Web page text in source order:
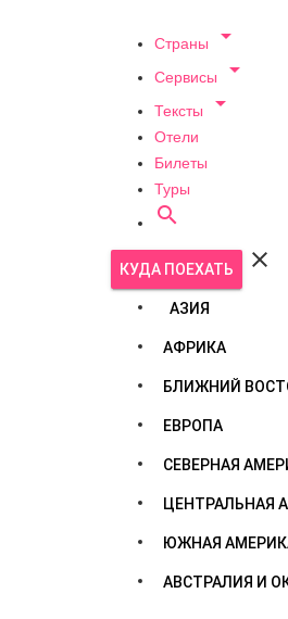
Страны 
Сервисы 
Тексты 
Отели
Билеты
Туры

КУДА ПОЕХАТЬ 
АЗИЯ
АФРИКА
БЛИЖНИЙ
ЕВРОПА
СЕВЕРНАЯ
ЦЕНТРАЛЬНАЯ
ЮЖНАЯ
АВСТРАЛИЯ И